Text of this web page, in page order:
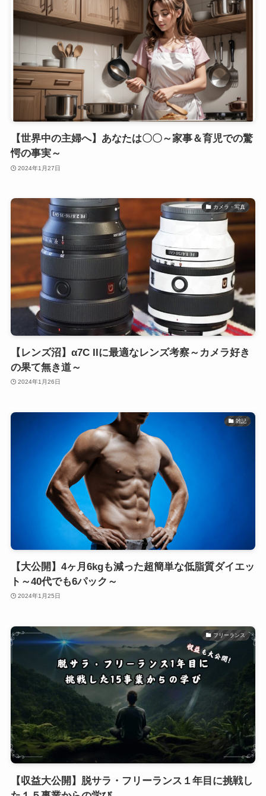
【世界中の主婦へ】あなたは〇〇～家事＆育児での驚
愕の事実～
2024年1月27日
カメラ・写真
【レンズ沼】α7C IIに最適なレンズ考察～カメラ好き
の果て無き道～
2024年1月26日
雑記
【大公開】4ヶ月6kgも減った超簡単な低脂質ダイエッ
ト～40代でも6パック～
2024年1月25日
フリーランス
【収益大公開】脱サラ・フリーランス１年目に挑戦し